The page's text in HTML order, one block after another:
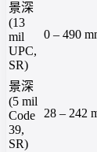
景深
(13
mil
UPC,
SR)
0 – 490
景深
(5 mil
Code
39,
SR)
28 – 242